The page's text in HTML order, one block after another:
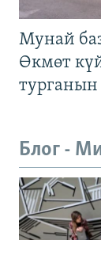
Мунай
Өкмөт
турганын
Блог -